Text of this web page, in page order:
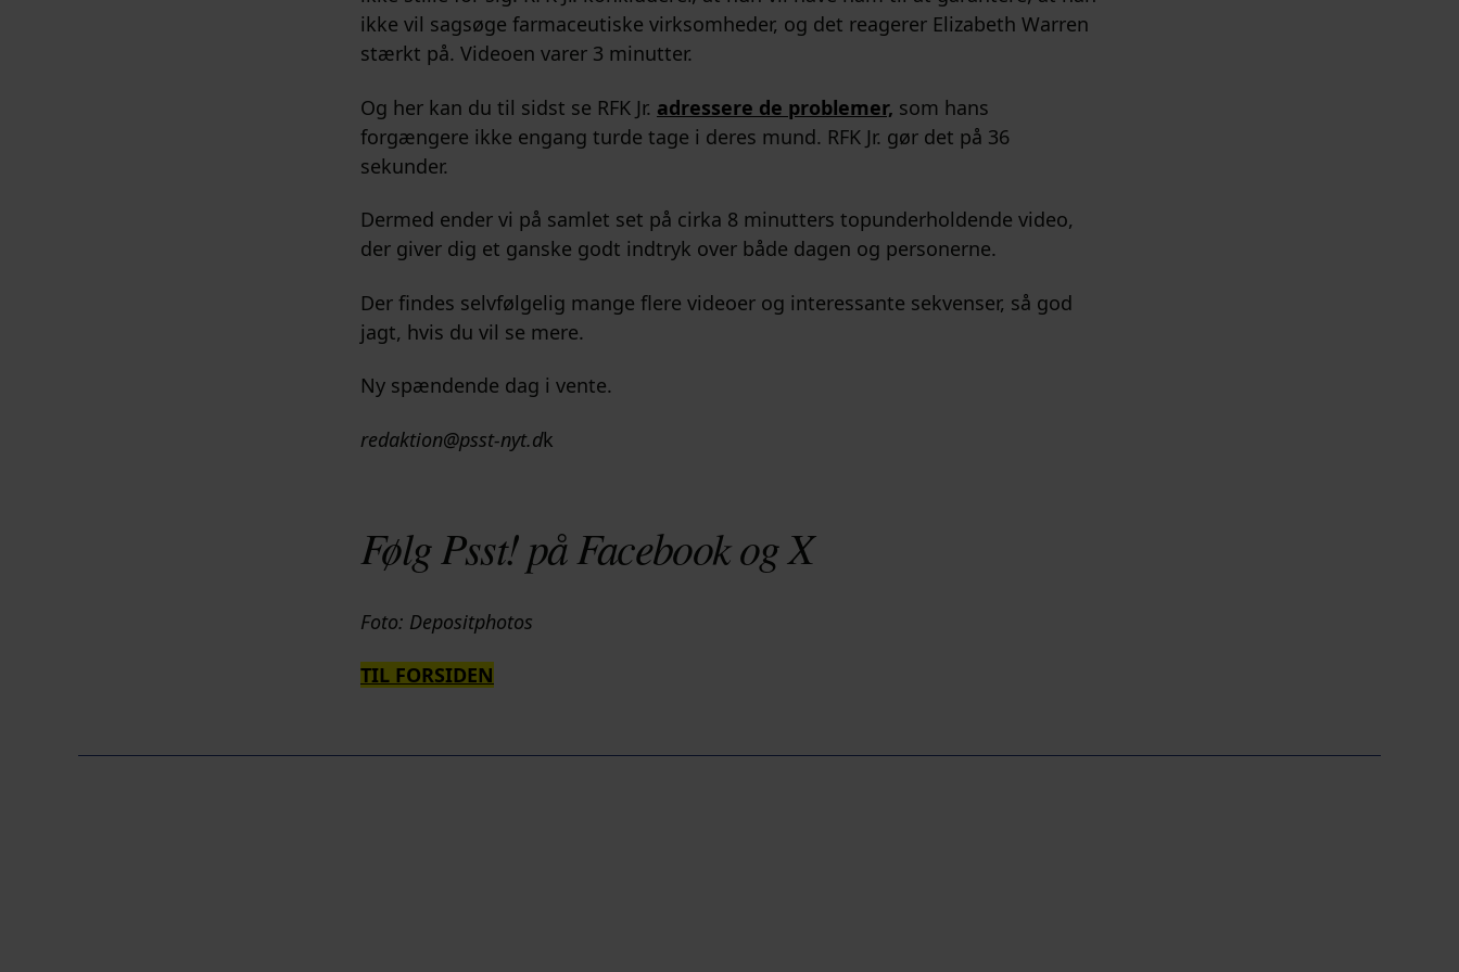
ikke vil sagsøge farmaceutiske virksomheder, og det reagerer Elizabeth Warren
stærkt på. Videoen varer 3 minutter.
Og her kan du til sidst se RFK Jr. adressere de problemer, som hans
forgængere ikke engang turde tage i deres mund. RFK Jr. gør det på 36
sekunder.
Dermed ender vi på samlet set på cirka 8 minutters topunderholdende video,
der giver dig et ganske godt indtryk over både dagen og personerne.
Der findes selvfølgelig mange flere videoer og interessante sekvenser, så god
jagt, hvis du vil se mere.
Ny spændende dag i vente.
redaktion@psst-nyt.dk
Følg Psst! på Facebook og X
Foto: Depositphotos
TIL FORSIDEN